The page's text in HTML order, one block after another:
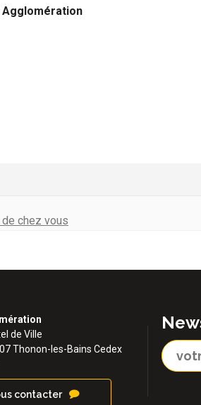
Agglomération
chez vous
de Ville
Thonon-les-Bains Cedex
contacter